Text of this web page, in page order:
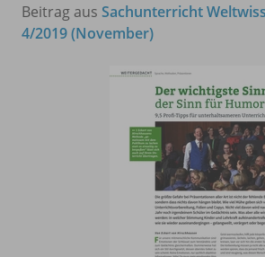
Beitrag aus Sachunterricht
4/2019 (November)